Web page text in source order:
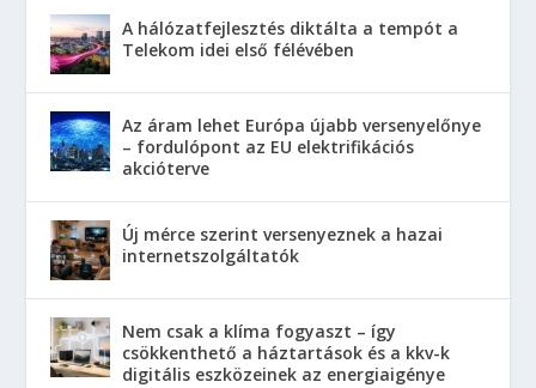
A hálózatfejlesztés diktálta a tempót a
Telekom idei első félévében
Az áram lehet Európa újabb versenyelőnye
– fordulópont az EU elektrifikációs
akcióterve
Új mérce szerint versenyeznek a hazai
internetszolgáltatók
Nem csak a klíma fogyaszt – így
csökkenthető a háztartások és a kkv-k
digitális eszközeinek az energiaigénye